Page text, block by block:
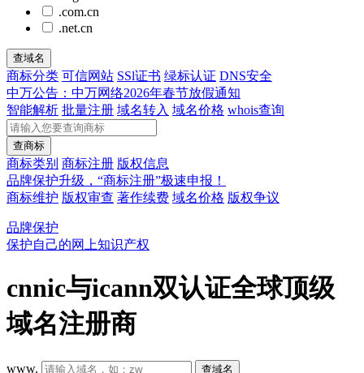
.com.cn
.net.cn
查域名
商标分类 可信网站 SSl证书 绿标认证 DNS安全
中万公告：中万网络2026年春节放假通知
智能解析 批量注册 域名转入 域名价格 whois查询
查商标
商标类别 商标注册 版权信息
品牌保护升级，“商标注册”极速申报！
商标维护 版权审查 著作续费 域名价格 版权争议
品牌保护
保护自己的网上知识产权
cnnic与icann双认证全球顶级
域名注册商
www. 查域名